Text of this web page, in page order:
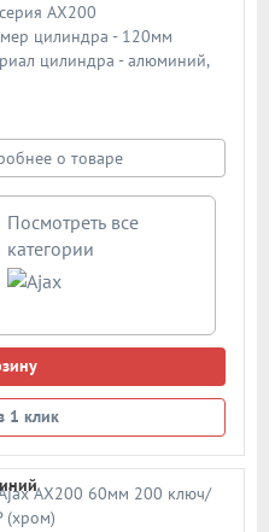
AX200
цилиндра - 120мм
цилиндра - алюминий,
о товаре
Посмотреть все
категории
1 клик